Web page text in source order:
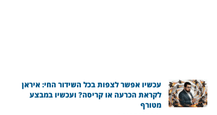
עכשיו אפשר לצפות בכל השידור החי: איראן
לקראת הכרעה או קריסה? ועכשיו במבצע
מטורף